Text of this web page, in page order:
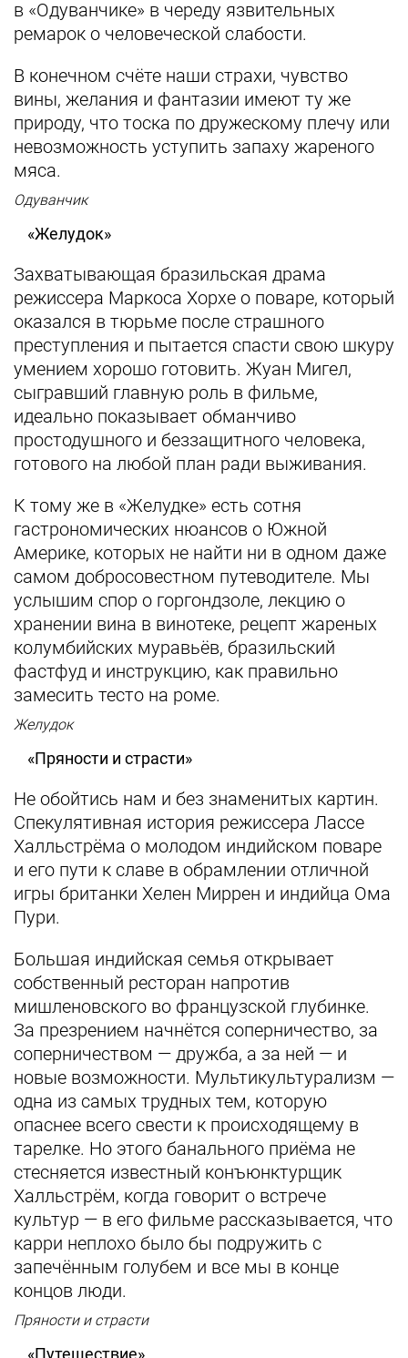
в «Одуванчике» в череду язвительных
ремарок о человеческой слабости.
В конечном счёте наши страхи, чувство
вины, желания и фантазии имеют ту же
природу, что тоска по дружескому плечу или
невозможность уступить запаху жареного
мяса.
Одуванчик
«Желудок»
Захватывающая бразильская драма
режиссера Маркоса Хорхе о поваре, который
оказался в тюрьме после страшного
преступления и пытается спасти свою шкуру
умением хорошо готовить. Жуан Мигел,
сыгравший главную роль в фильме,
идеально показывает обманчиво
простодушного и беззащитного человека,
готового на любой план ради выживания.
К тому же в «Желудке» есть сотня
гастрономических нюансов о Южной
Америке, которых не найти ни в одном даже
самом добросовестном путеводителе. Мы
услышим спор о горгондзоле, лекцию о
хранении вина в винотеке, рецепт жареных
колумбийских муравьёв, бразильский
фастфуд и инструкцию, как правильно
замесить тесто на роме.
Желудок
«Пряности и страсти»
Не обойтись нам и без знаменитых картин.
Спекулятивная история режиссера Лассе
Халльстрёма о молодом индийском поваре
и его пути к славе в обрамлении отличной
игры британки Хелен Миррен и индийца Ома
Пури.
Большая индийская семья открывает
собственный ресторан напротив
мишленовского во французской глубинке.
За презрением начнётся соперничество, за
соперничеством — дружба, а за ней — и
новые возможности. Мультикультурализм —
одна из самых трудных тем, которую
опаснее всего свести к происходящему в
тарелке. Но этого банального приёма не
стесняется известный конъюнктурщик
Халльстрём, когда говорит о встрече
культур — в его фильме рассказывается, что
карри неплохо было бы подружить с
запечённым голубем и все мы в конце
концов люди.
Пряности и страсти
«Путешествие»